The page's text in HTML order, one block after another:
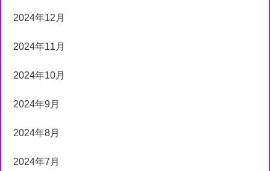
2024年12月
2024年11月
2024年10月
2024年9月
2024年8月
2024年7月